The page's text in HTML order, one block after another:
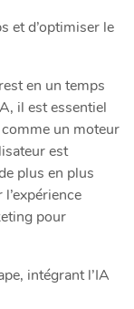
et d’optimiser le
en un temps
il est essentiel
un moteur
est
plus en plus
pour
intégrant l’IA